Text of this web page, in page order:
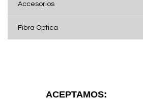
Accesorios
Fibra Optica
ACEPTAMOS: